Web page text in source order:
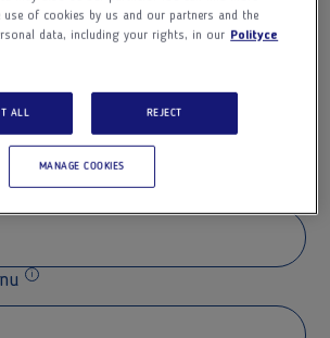
of cookies by us and our partners and the
data, including your rights, in our Polityce
ALL REJECT
MANAGE COOKIES